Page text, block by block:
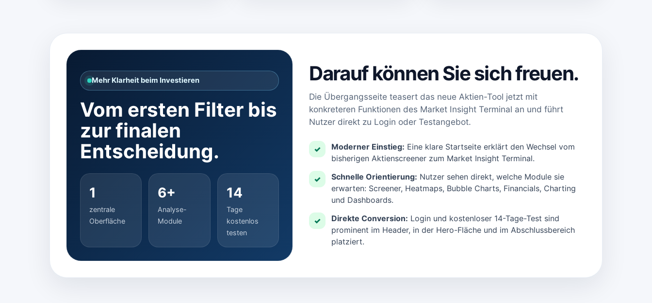
Mehr Klarheit beim Investieren
Vom ersten Filter bis
zur finalen
Entscheidung.
1
zentrale
Oberfläche
6+
Analyse-
Module
14
Tage
kostenlos
testen
Darauf können Sie sich freuen.
Die Übergangsseite teasert das neue Aktien-Tool jetzt mit
konkreteren Funktionen des Market Insight Terminal an und führt
Nutzer direkt zu Login oder Testangebot.
✓ Moderner Einstieg: Eine klare Startseite erklärt den Wechsel vom
bisherigen Aktienscreener zum Market Insight Terminal.
✓ Schnelle Orientierung: Nutzer sehen direkt, welche Module sie
erwarten: Screener, Heatmaps, Bubble Charts, Financials, Charting
und Dashboards.
✓ Direkte Conversion: Login und kostenloser 14-Tage-Test sind
prominent im Header, in der Hero-Fläche und im Abschlussbereich
platziert.